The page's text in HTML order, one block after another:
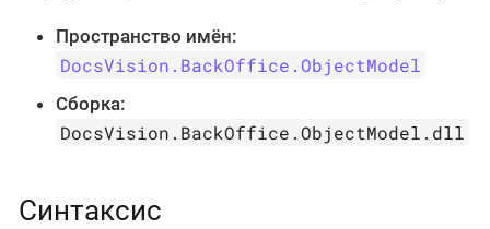
Пространство имён:
DocsVision.BackOffice.ObjectModel
Сборка:
DocsVision.BackOffice.ObjectModel.dll
Синтаксис